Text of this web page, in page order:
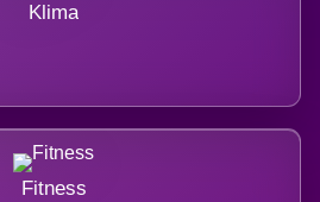
Klima
Fitness